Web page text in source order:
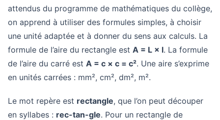
attendus du programme de mathématiques du collège,
on apprend à utiliser des formules simples, à choisir
une unité adaptée et à donner du sens aux calculs. La
formule de l’aire du rectangle est A = L × l. La formule
de l’aire du carré est A = c × c = c². Une aire s’exprime
en unités carrées : mm², cm², dm², m².
Le mot repère est rectangle, que l’on peut découper
en syllabes : rec-tan-gle. Pour un rectangle de